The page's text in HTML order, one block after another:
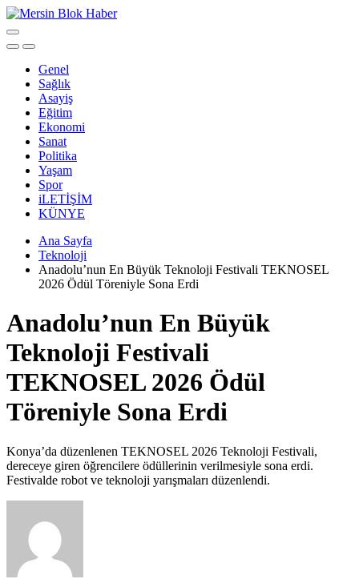
Genel
Sağlık
Asayiş
Eğitim
Ekonomi
Sanat
Politika
Yaşam
Spor
iLETİŞİM
KÜNYE
Ana Sayfa
Teknoloji
Anadolu’nun En Büyük Teknoloji Festivali TEKNOSEL
2026 Ödül Töreniyle Sona Erdi
Anadolu’nun En Büyük
Teknoloji Festivali
TEKNOSEL 2026 Ödül
Töreniyle Sona Erdi
Konya’da düzenlenen TEKNOSEL 2026 Teknoloji Festivali,
dereceye giren öğrencilere ödüllerinin verilmesiyle sona erdi.
Festivalde robot ve teknoloji yarışmaları düzenlendi.